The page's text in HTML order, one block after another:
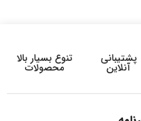
سه‌پایه جداشدنی
پشتیبانی
آنلاین
تنوع بسیار بالا
محصولات